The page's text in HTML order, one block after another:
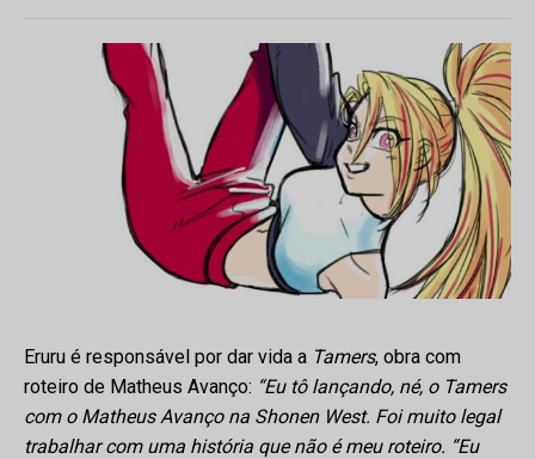
Eruru é responsável por dar vida a Tamers, obra com
roteiro de Matheus Avanço: “Eu tô lançando, né, o Tamers
com o Matheus Avanço na Shonen West. Foi muito legal
trabalhar com uma história que não é meu roteiro. “Eu